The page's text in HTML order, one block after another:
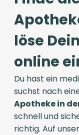
löse
online
Du hast ein
suchst nach
Apotheke in
schnell und
richtig. Auf